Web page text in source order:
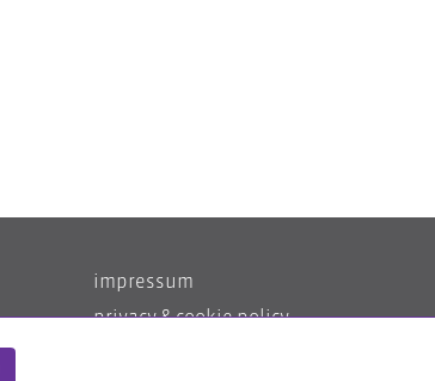
impressum
privacy & cookie policy